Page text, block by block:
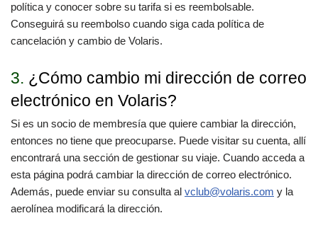
política y conocer sobre su tarifa si es reembolsable.
Conseguirá su reembolso cuando siga cada política de
cancelación y cambio de Volaris.
3. ¿Cómo cambio mi dirección de correo
electrónico en Volaris?
Si es un socio de membresía que quiere cambiar la dirección,
entonces no tiene que preocuparse. Puede visitar su cuenta, allí
encontrará una sección de gestionar su viaje. Cuando acceda a
esta página podrá cambiar la dirección de correo electrónico.
Además, puede enviar su consulta al vclub@volaris.com y la
aerolínea modificará la dirección.